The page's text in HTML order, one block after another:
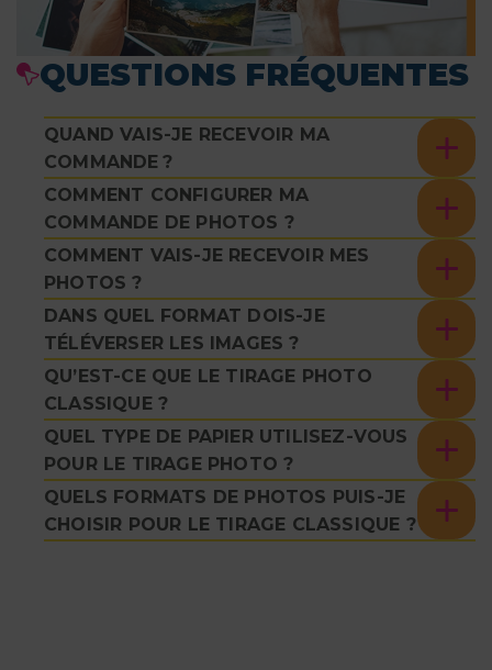
QUESTIONS FRÉQUENTES
QUAND VAIS-JE RECEVOIR MA
COMMANDE ?
COMMENT CONFIGURER MA
COMMANDE DE PHOTOS ?
COMMENT VAIS-JE RECEVOIR MES
PHOTOS ?
DANS QUEL FORMAT DOIS-JE
TÉLÉVERSER LES IMAGES ?
QU’EST-CE QUE LE TIRAGE PHOTO
CLASSIQUE ?
QUEL TYPE DE PAPIER UTILISEZ-VOUS
POUR LE TIRAGE PHOTO ?
QUELS FORMATS DE PHOTOS PUIS-JE
CHOISIR POUR LE TIRAGE CLASSIQUE ?